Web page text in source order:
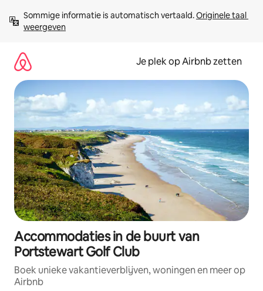
direct
naar
Sommige informatie is automatisch vertaald. Originele taal
weergeven
Je plek op Airbnb zetten
Accommodaties in de buurt van
Portstewart Golf Club
Boek unieke vakantieverblijven, woningen en meer op
Airbnb